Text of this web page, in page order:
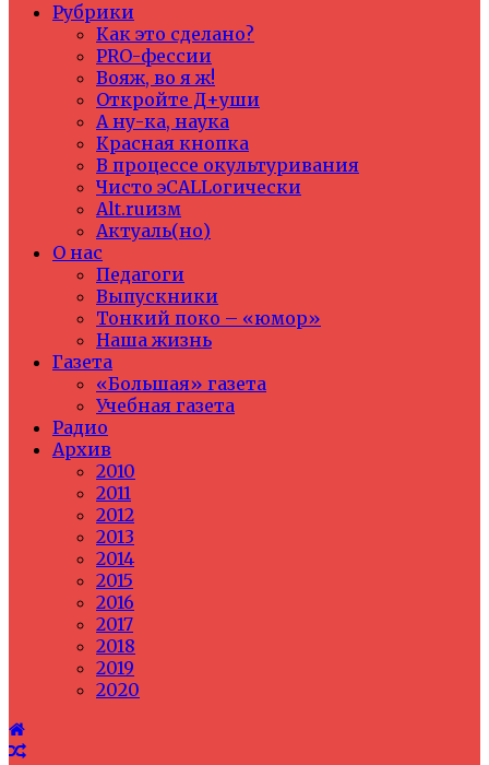
Рубрики
Как это сделано?
PRO-фессии
Вояж, во я ж!
Откройте Д+уши
А ну-ка, наука
Красная кнопка
В процессе окультуривания
Чисто эCALLогически
Alt.ruизм
Актуаль(но)
О нас
Педагоги
Выпускники
Тонкий поко – «юмор»
Наша жизнь
Газета
«Большая» газета
Учебная газета
Радио
Архив
2010
2011
2012
2013
2014
2015
2016
2017
2018
2019
2020